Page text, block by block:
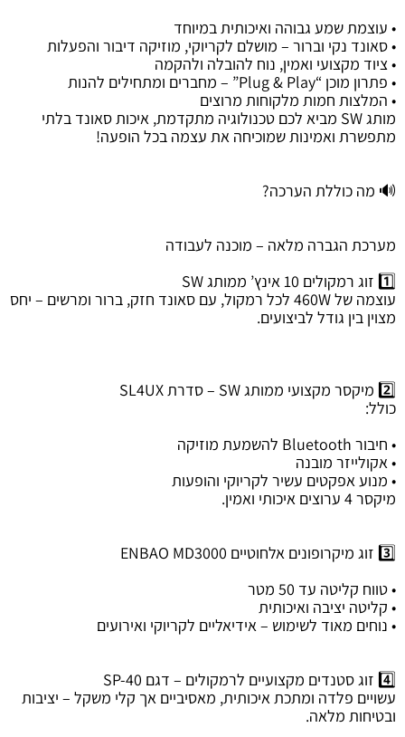
• עוצמת שמע גבוהה ואיכותית במיוחד
• סאונד נקי וברור – מושלם לקריוקי, מוזיקה דיבור והפעלות
• ציוד מקצועי ואמין, נוח להובלה ולהקמה
• פתרון מוכן “Plug & Play” – מחברים ומתחילים להנות
• המלצות חמות מלקוחות מרוצים
מותג SW מביא לכם טכנולוגיה מתקדמת, איכות סאונד בלתי
מתפשרת ואמינות שמוכיחה את עצמה בכל הופעה!
🔊 מה כוללת הערכה?
מערכת הגברה מלאה – מוכנה לעבודה
1️⃣ זוג רמקולים 10 אינץ’ ממותג SW
עוצמה של 460W לכל רמקול, עם סאונד חזק, ברור ומרשים – יחס
מצוין בין גודל לביצועים.
2️⃣ מיקסר מקצועי ממותג SW – סדרת SL4UX
כולל:
• חיבור Bluetooth להשמעת מוזיקה
• אקולייזר מובנה
• מנוע אפקטים עשיר לקריוקי והופעות
מיקסר 4 ערוצים איכותי ואמין.
3️⃣ זוג מיקרופונים אלחוטיים ENBAO MD3000
• טווח קליטה עד 50 מטר
• קליטה יציבה ואיכותית
• נוחים מאוד לשימוש – אידיאליים לקריוקי ואירועים
4️⃣ זוג סטנדים מקצועיים לרמקולים – דגם SP-40
עשויים פלדה ומתכת איכותית, מאסיביים אך קלי משקל – יציבות
ובטיחות מלאה.